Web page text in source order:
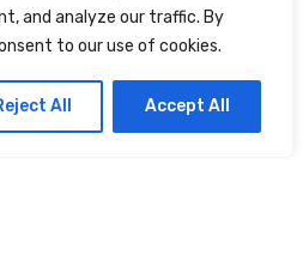
and analyze our traffic. By
to our use of cookies.
All Accept All